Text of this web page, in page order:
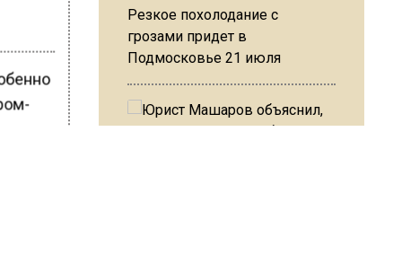
Резкое похолодание с
грозами придет в
Подмосковье 21 июля